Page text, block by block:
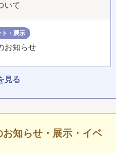
いて
ト・展示
お知らせ
見る
知らせ・展示・イベ